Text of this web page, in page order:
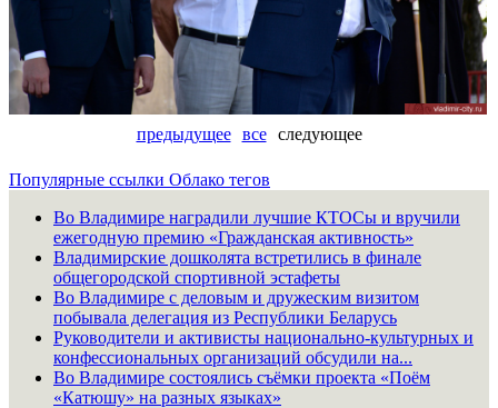
предыдущее все следующее
Популярные ссылки Облако тегов
Во Владимире наградили лучшие КТОСы и вручили
ежегодную премию «Гражданская активность»
Владимирские дошколята встретились в финале
общегородской спортивной эстафеты
Во Владимире с деловым и дружеским визитом
побывала делегация из Республики Беларусь
Руководители и активисты национально-культурных и
конфессиональных организаций обсудили на...
Во Владимире состоялись съёмки проекта «Поём
«Катюшу» на разных языках»